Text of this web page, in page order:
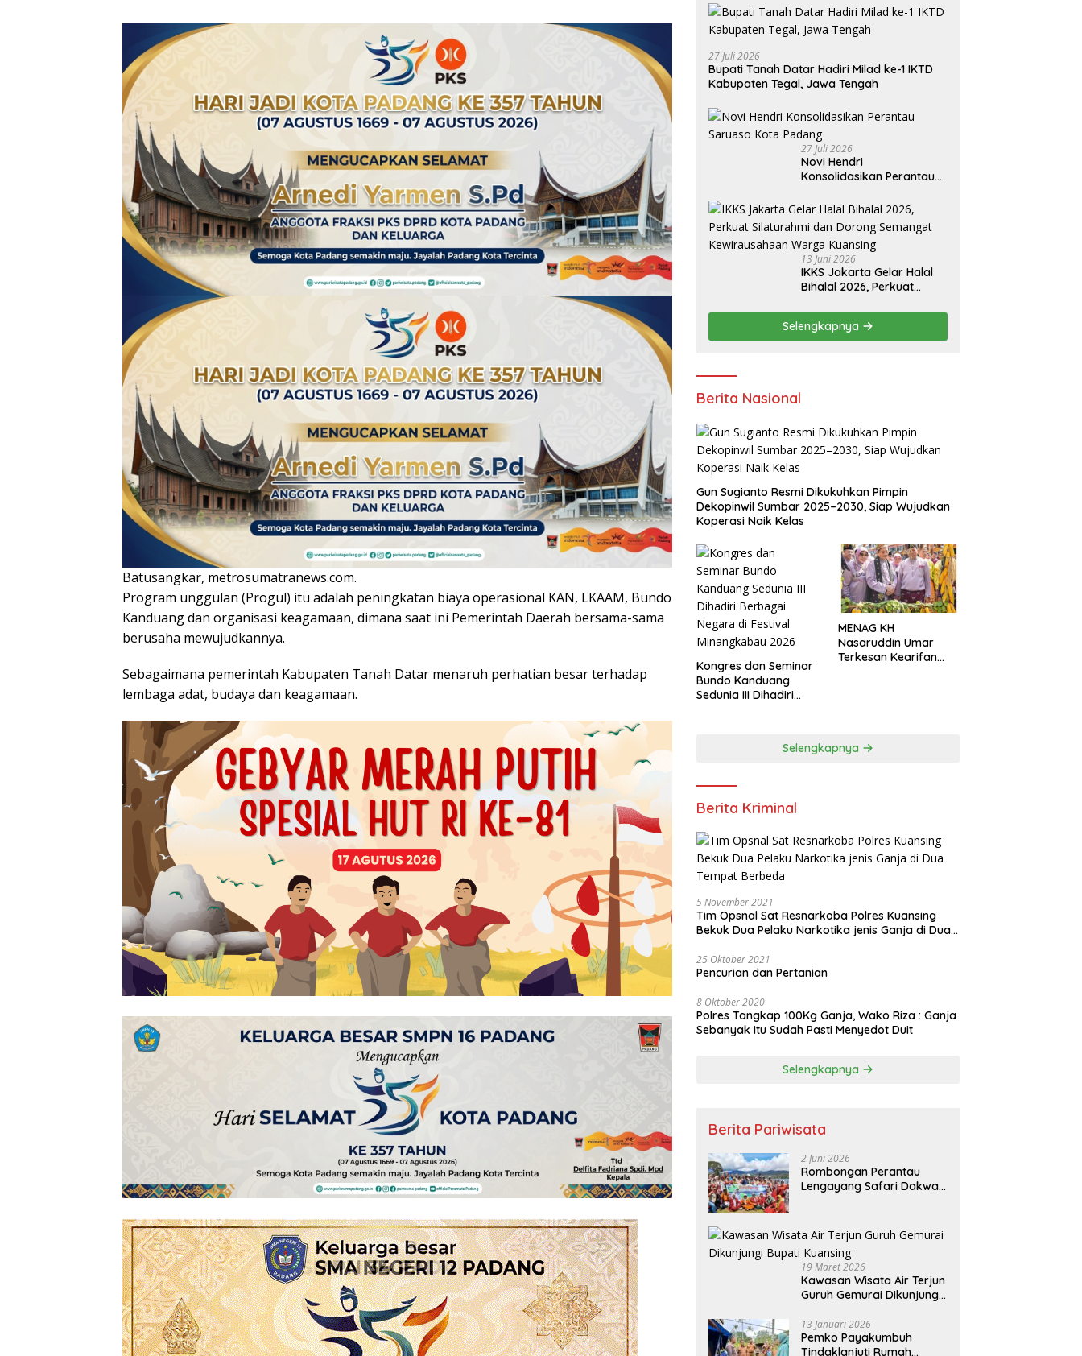
Batusangkar, metrosumatranews.com.
Program unggulan (Progul) itu adalah peningkatan biaya operasional KAN, LKAAM, Bundo
Kanduang dan organisasi keagamaan, dimana saat ini Pemerintah Daerah bersama-sama
berusaha mewujudkannya.
Sebagaimana pemerintah Kabupaten Tanah Datar menaruh perhatian besar terhadap
lembaga adat, budaya dan keagamaan.
27 Juli 2026
Bupati Tanah Datar Hadiri Milad ke-1 IKTD
Kabupaten Tegal, Jawa Tengah
27 Juli 2026
Novi Hendri
Konsolidasikan Perantau
13 Juni 2026
IKKS Jakarta Gelar Halal
Bihalal 2026, Perkuat
Semangat Kewirausahaan
Warga Kuansing
Selengkapnya
Berita Nasional
Gun Sugianto Resmi Dikukuhkan Pimpin
Dekopinwil Sumbar 2025–2030, Siap Wujudkan
Koperasi Naik Kelas
Kongres dan Seminar
Bundo Kanduang
Sedunia III Dihadiri
MENAG KH
Nasaruddin Umar
Terkesan Kearifan
Selengkapnya
Berita Kriminal
5 November 2021
Tim Opsnal Sat Resnarkoba Polres Kuansing
Bekuk Dua Pelaku Narkotika jenis Ganja di Dua
25 Oktober 2021
Pencurian dan Pertanian
8 Oktober 2020
Polres Tangkap 100Kg Ganja, Wako Riza : Ganja
Sebanyak Itu Sudah Pasti Menyedot Duit
Selengkapnya
Berita Pariwisata
2 Juni 2026
Rombongan Perantau
Lengayang Safari Dakwah
19 Maret 2026
Kawasan Wisata Air Terjun
Guruh Gemurai Dikunjungi
13 Januari 2026
Pemko Payakumbuh
Tindaklanjuti Rumah